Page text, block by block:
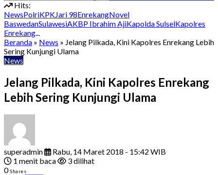
Hits:
NewsPolriKPKJari 98EnrekangNovel
BaswedanSulawesiAKBP Ibrahim AjiKapolda SulselKapolres
Enrekang...
Beranda » News » Jelang Pilkada, Kini Kapolres Enrekang Lebih
Sering Kunjungi Ulama
News
Jelang Pilkada, Kini Kapolres Enrekang
Lebih Sering Kunjungi Ulama
superadmin
Rabu, 14 Maret 2018 - 15:42 WIB
1 menit baca
3 dilihat
0Shares